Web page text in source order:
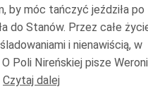
by móc tańczyć jeździła po
do Stanów. Przez całe
i nienawiścią, w
Poli Nireńskiej pisze
Czytaj dalej